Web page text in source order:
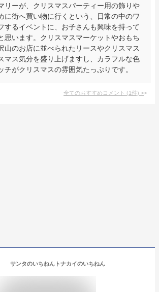
リーが、クリスマスパーティー用の飾りや
に街へ買い物に行くという、日常の中のワ
するイベントに、お子さんも興味を持って
思います。クリスマスマーケットやおもち
山のお店に並べられたリースやクリスマス
マス気分を盛り上げますし、カラフルな色
チがクリスマスの雰囲気たっぷりです。
全てのおすすめコメント (1件) >
サンタのいちねんトナカイのいちねん